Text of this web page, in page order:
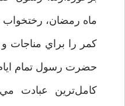
ماه رمضان، رختخواب
کمر را براي مناجات
حضرت رسول تمام
کامل‌ترين عبادت